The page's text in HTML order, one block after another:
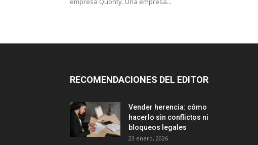
RECOMENDACIONES DEL EDITOR
Vender herencia: cómo
hacerlo sin conflictos ni
bloqueos legales
23 enero, 2026